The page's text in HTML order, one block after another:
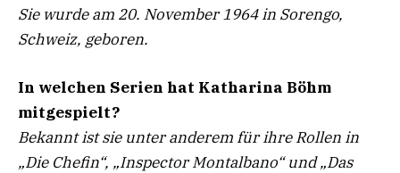
Sie wurde am 20. November 1964 in Sorengo,
Schweiz, geboren.
In welchen Serien hat Katharina Böhm
mitgespielt?
Bekannt ist sie unter anderem für ihre Rollen in
„Die Chefin“, „Inspector Montalbano“ und „Das